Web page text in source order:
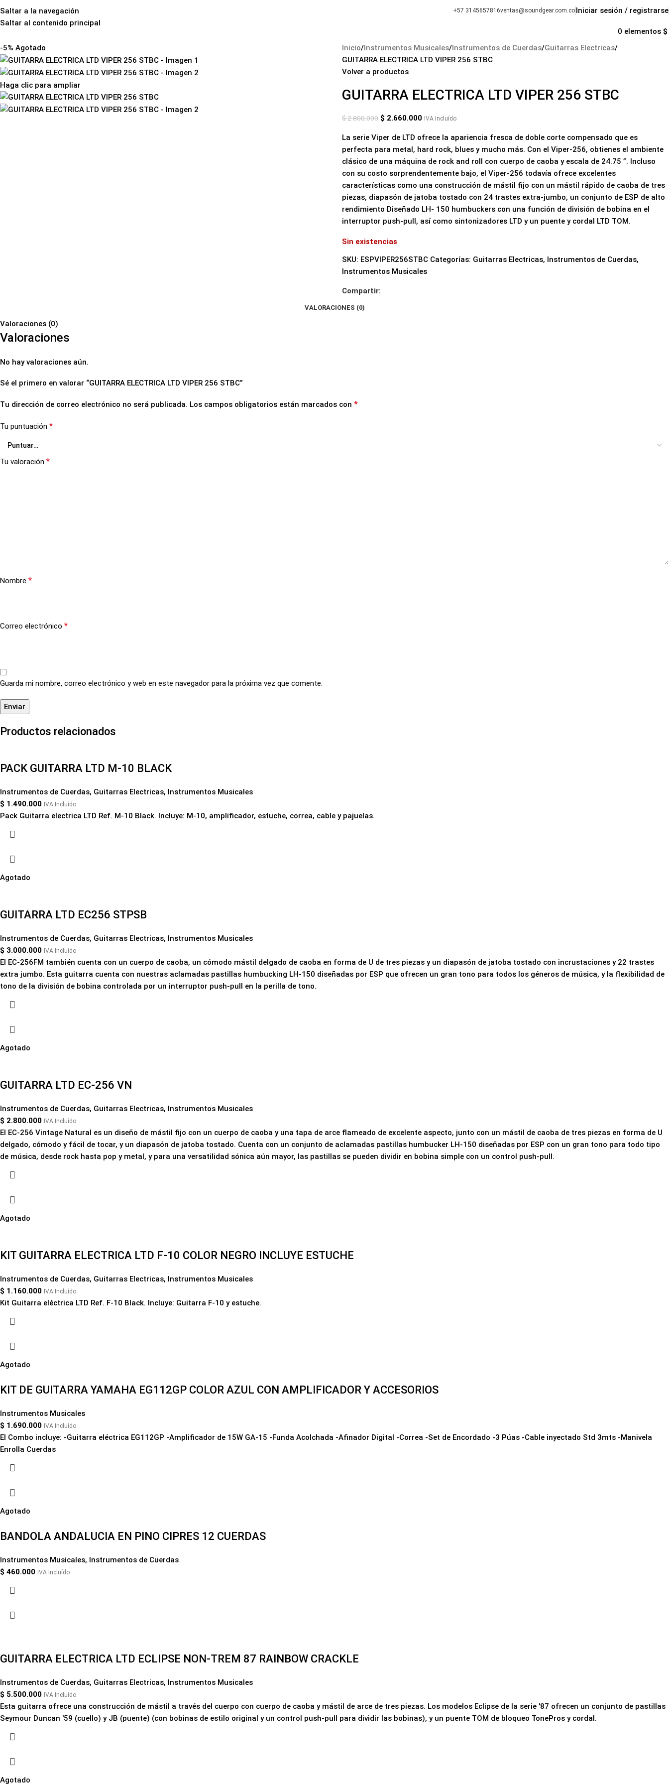
Saltar a la navegación
Saltar al contenido principal
+57 3145657816ventas@soundgear.com.co Iniciar sesión / registrarse
0 elementos $
-5% Agotado
Haga clic para ampliar
Inicio Instrumentos Musicales Instrumentos de Cuerdas Guitarras Electricas
GUITARRA ELECTRICA LTD VIPER 256 STBC
Volver a productos
GUITARRA ELECTRICA LTD VIPER 256 STBC
$2.800.000 $ 2.660.000 IVA Incluído
La serie Viper de LTD ofrece la apariencia fresca de doble corte compensado que es
perfecta para metal, hard rock, blues y mucho más. Con el Viper-256, obtienes el ambiente
clásico de una máquina de rock and roll con cuerpo de caoba y escala de 24.75 ”. Incluso
con su costo sorprendentemente bajo, el Viper-256 todavía ofrece excelentes
características como una construcción de mástil fijo con un mástil rápido de caoba de tres
piezas, diapasón de jatoba tostado con 24 trastes extra-jumbo, un conjunto de ESP de alto
rendimiento Diseñado LH- 150 humbuckers con una función de división de bobina en el
interruptor push-pull, así como sintonizadores LTD y un puente y cordal LTD TOM.
Sin existencias
SKU: ESPVIPER256STBC Categorías: Guitarras Electricas, Instrumentos de Cuerdas,
Instrumentos Musicales
Compartir:
VALORACIONES (0)
Valoraciones (0)
Valoraciones
No hay valoraciones aún.
Sé el primero en valorar “GUITARRA ELECTRICA LTD VIPER 256 STBC”
Tu dirección de correo electrónico no será publicada. Los campos obligatorios están marcados con *
Tu puntuación *
Tu valoración *
Nombre *
Correo electrónico *
Guarda mi nombre, correo electrónico y web en este navegador para la próxima vez que comente.
Productos relacionados
PACK GUITARRA LTD M-10 BLACK
Instrumentos de Cuerdas, Guitarras Electricas, Instrumentos Musicales
$ 1.490.000 IVA Incluído
Pack Guitarra electrica LTD Ref. M-10 Black. Incluye: M-10, amplificador, estuche, correa, cable y pajuelas.
Agotado
GUITARRA LTD EC256 STPSB
Instrumentos de Cuerdas, Guitarras Electricas, Instrumentos Musicales
$ 3.000.000 IVA Incluído
El EC-256FM también cuenta con un cuerpo de caoba, un cómodo mástil delgado de caoba en forma de U de tres piezas y un diapasón de jatoba tostado con incrustaciones y 22 trastes
extra jumbo. Esta guitarra cuenta con nuestras aclamadas pastillas humbucking LH-150 diseñadas por ESP que ofrecen un gran tono para todos los géneros de música, y la flexibilidad de
tono de la división de bobina controlada por un interruptor push-pull en la perilla de tono.
Agotado
GUITARRA LTD EC-256 VN
Instrumentos de Cuerdas, Guitarras Electricas, Instrumentos Musicales
$ 2.800.000 IVA Incluído
El EC-256 Vintage Natural es un diseño de mástil fijo con un cuerpo de caoba y una tapa de arce flameado de excelente aspecto, junto con un mástil de caoba de tres piezas en forma de U
delgado, cómodo y fácil de tocar, y un diapasón de jatoba tostado. Cuenta con un conjunto de aclamadas pastillas humbucker LH-150 diseñadas por ESP con un gran tono para todo tipo
de música, desde rock hasta pop y metal, y para una versatilidad sónica aún mayor, las pastillas se pueden dividir en bobina simple con un control push-pull.
Agotado
KIT GUITARRA ELECTRICA LTD F-10 COLOR NEGRO INCLUYE ESTUCHE
Instrumentos de Cuerdas, Guitarras Electricas, Instrumentos Musicales
$ 1.160.000 IVA Incluído
Kit Guitarra eléctrica LTD Ref. F-10 Black. Incluye: Guitarra F-10 y estuche.
Agotado
KIT DE GUITARRA YAMAHA EG112GP COLOR AZUL CON AMPLIFICADOR Y ACCESORIOS
Instrumentos Musicales
$ 1.690.000 IVA Incluído
El Combo incluye: -Guitarra eléctrica EG112GP -Amplificador de 15W GA-15 -Funda Acolchada -Afinador Digital -Correa -Set de Encordado -3 Púas -Cable inyectado Std 3mts -Manivela
Enrolla Cuerdas
Agotado
BANDOLA ANDALUCIA EN PINO CIPRES 12 CUERDAS
Instrumentos Musicales, Instrumentos de Cuerdas
$ 460.000 IVA Incluído
GUITARRA ELECTRICA LTD ECLIPSE NON-TREM 87 RAINBOW CRACKLE
Instrumentos de Cuerdas, Guitarras Electricas, Instrumentos Musicales
$ 5.500.000 IVA Incluído
Esta guitarra ofrece una construcción de mástil a través del cuerpo con cuerpo de caoba y mástil de arce de tres piezas. Los modelos Eclipse de la serie '87 ofrecen un conjunto de pastillas
Seymour Duncan '59 (cuello) y JB (puente) (con bobinas de estilo original y un control push-pull para dividir las bobinas), y un puente TOM de bloqueo TonePros y cordal.
Agotado